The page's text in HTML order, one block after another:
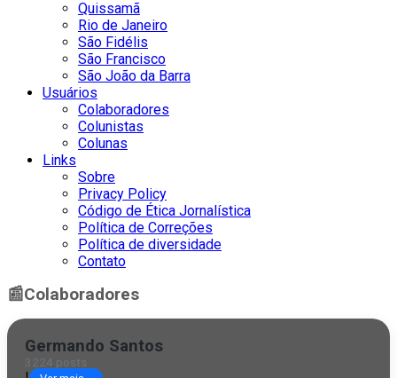
Quissamã
Rio de Janeiro
São Fidélis
São Francisco
São João da Barra
Usuários
Colaboradores
Colunistas
Colunas
Links
Sobre
Privacy Policy
Código de Ética Jornalística
Política de Correções
Política de diversidade
Contato
📰Colaboradores
Germando Santos
3224 posts